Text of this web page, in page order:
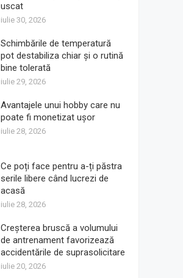
uscat
iulie 30, 2026
Schimbările de temperatură
pot destabiliza chiar și o rutină
bine tolerată
iulie 29, 2026
Avantajele unui hobby care nu
poate fi monetizat ușor
iulie 28, 2026
Ce poți face pentru a-ți păstra
serile libere când lucrezi de
acasă
iulie 28, 2026
Creșterea bruscă a volumului
de antrenament favorizează
accidentările de suprasolicitare
iulie 20, 2026